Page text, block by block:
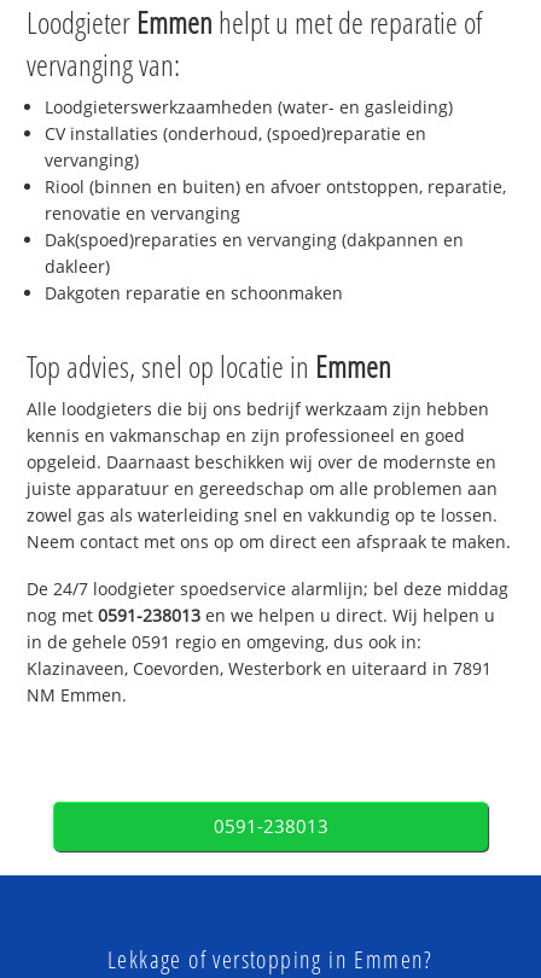
Loodgieter Emmen helpt u met de reparatie of
vervanging van:
Loodgieterswerkzaamheden (water- en gasleiding)
CV installaties (onderhoud, (spoed)reparatie en
vervanging)
Riool (binnen en buiten) en afvoer ontstoppen, reparatie,
renovatie en vervanging
Dak(spoed)reparaties en vervanging (dakpannen en
dakleer)
Dakgoten reparatie en schoonmaken
Top advies, snel op locatie in Emmen
Alle loodgieters die bij ons bedrijf werkzaam zijn hebben
kennis en vakmanschap en zijn professioneel en goed
opgeleid. Daarnaast beschikken wij over de modernste en
juiste apparatuur en gereedschap om alle problemen aan
zowel gas als waterleiding snel en vakkundig op te lossen.
Neem contact met ons op om direct een afspraak te maken.
De 24/7 loodgieter spoedservice alarmlijn; bel deze middag
nog met0591-238013 en we helpen u direct. Wij helpen u
in de gehele 0591 regio en omgeving, dus ook in:
Klazinaveen, Coevorden, Westerbork en uiteraard in 7891
NM Emmen.
0591-238013
Lekkage of verstopping in Emmen?